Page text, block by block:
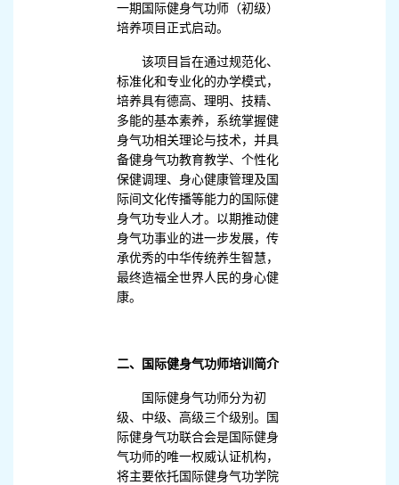
一期国际健身气功师（初级）
培养项目正式启动。
该项目旨在通过规范化、
标准化和专业化的办学模式，
培养具有德高、理明、技精、
多能的基本素养，系统掌握健
身气功相关理论与技术，并具
备健身气功教育教学、个性化
保健调理、身心健康管理及国
际间文化传播等能力的国际健
身气功专业人才。以期推动健
身气功事业的进一步发展，传
承优秀的中华传统养生智慧，
最终造福全世界人民的身心健
康。
二、国际健身气功师培训简介
国际健身气功师分为初
级、中级、高级三个级别。国
际健身气功联合会是国际健身
气功师的唯一权威认证机构，
将主要依托国际健身气功学院